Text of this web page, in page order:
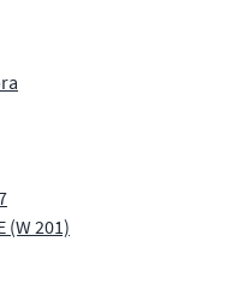
(W 201)